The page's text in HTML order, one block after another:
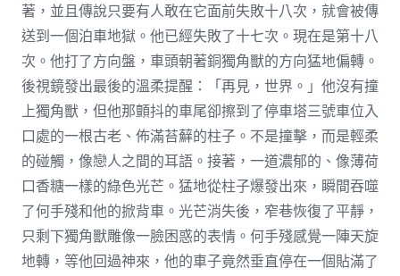
著，並且傳說只要有人敢在它面前失敗十八次，就會被傳
送到一個泊車地獄。他已經失敗了十七次。現在是第十八
次。他打了方向盤，車頭朝著銅獨角獸的方向猛地偏轉。
後視鏡發出最後的溫柔提醒：「再見，世界。」他沒有撞
上獨角獸，但他那顫抖的車尾卻擦到了停車塔三號車位入
口處的一根古老、佈滿苔蘚的柱子。不是撞擊，而是輕柔
的碰觸，像戀人之間的耳語。接著，一道濃郁的、像薄荷
口香糖一樣的綠色光芒。猛地從柱子爆發出來，瞬間吞噬
了何手殘和他的掀背車。光芒消失後，窄巷恢復了平靜，
只剩下獨角獸雕像一臉困惑的表情。何手殘感覺一陣天旋
地轉，等他回過神來，他的車子竟然垂直停在一個貼滿了